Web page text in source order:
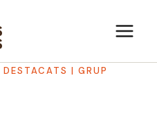
DESTACATS | GRUP